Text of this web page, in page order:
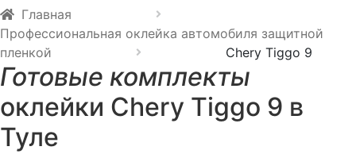
Главная
Профессиональная оклейка автомобиля защитной
пленкой
Chery Tiggo 9
Готовые комплекты
оклейки Chery Tiggo 9 в
Туле